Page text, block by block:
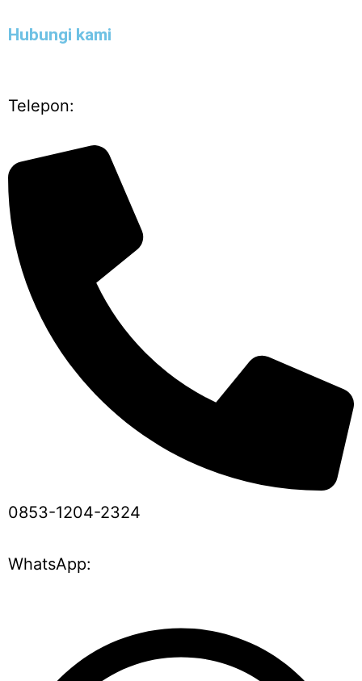
Hubungi kami
Telepon:
0853-1204-2324
WhatsApp: